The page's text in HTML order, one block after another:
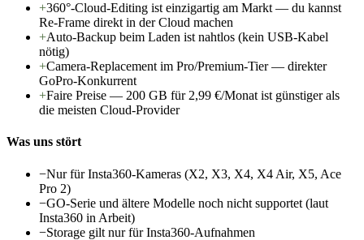
+360°-Cloud-Editing ist einzigartig am Markt — du kannst
Re-Frame direkt in der Cloud machen
+Auto-Backup beim Laden ist nahtlos (kein USB-Kabel
nötig)
+Camera-Replacement im Pro/Premium-Tier — direkter
GoPro-Konkurrent
+Faire Preise — 200 GB für 2,99 €/Monat ist günstiger als
die meisten Cloud-Provider
Was uns stört
−Nur für Insta360-Kameras (X2, X3, X4, X4 Air, X5, Ace
Pro 2)
−GO-Serie und ältere Modelle noch nicht supportet (laut
Insta360 in Arbeit)
−Storage gilt nur für Insta360-Aufnahmen